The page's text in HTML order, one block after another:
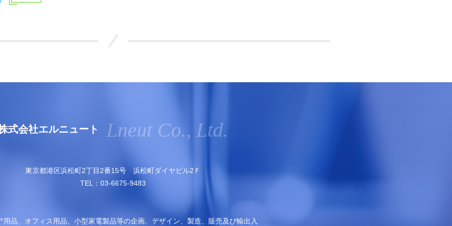
式会社エルニュート Lneut Co., Ltd.
東京都港区浜松町2丁目2番15号 浜松町ダイヤビル2Ｆ
TEL：03-6675-9483
用品、オフィス用品、小型家電製品等の企画、デザイン、製造、販売及び輸出入